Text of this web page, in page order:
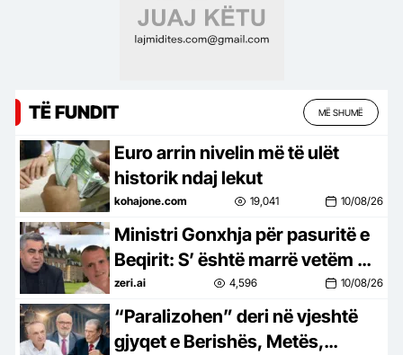
TË FUNDIT MË SHUMË
Euro arrin nivelin më të ulët
historik ndaj lekut
kohajone.com 19,041 10/08/26
Ministri Gonxhja për pasuritë e
Beqirit: S’ është marrë vetëm me
tenderat e AKSHI-t! Kështjella
2.6 mln €? Më e lirë se në jug
zeri.ai 4,596 10/08/26
“Paralizohen” deri në vjeshtë
gjyqet e Berishës, Metës,